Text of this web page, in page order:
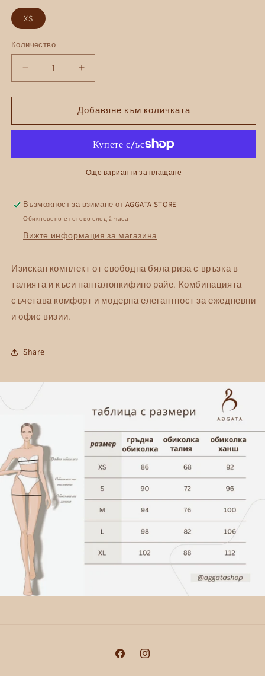
XS
Количество
Количество
Намаляване
на
количеството
Комплект
къси
Увеличаване
на
количеството
за
Комплект
къси
панталонки
Добавяне към количката
Още варианти за плащане
Възможност за взимане отAGGATA STORE
Обикновено е готово след 2 часа
Вижте информация за магазина
Изискан комплект от свободна бяла риза с връзка в
талията и къси панталонкифино райе. Комбинацията
съчетава комфорт и модерна елегантност за ежедневни
и офис визии.
Share
FacebookInstagram